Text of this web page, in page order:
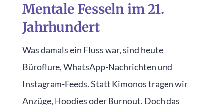
Mentale Fesseln im 21.
Jahrhundert
Was damals ein Fluss war, sind heute
Büroflure, WhatsApp-Nachrichten und
Instagram-Feeds. Statt Kimonos tragen wir
Anzüge, Hoodies oder Burnout. Doch das